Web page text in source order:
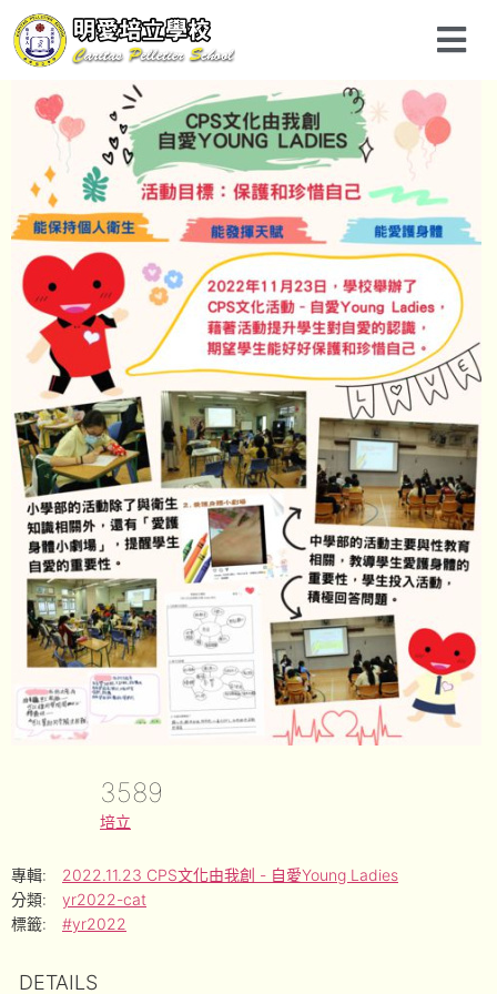
3589
培立
專輯:
2022.11.23 CPS文化由我創 - 自愛Young Ladies
分類:
yr2022-cat
標籤:
#yr2022
DETAILS